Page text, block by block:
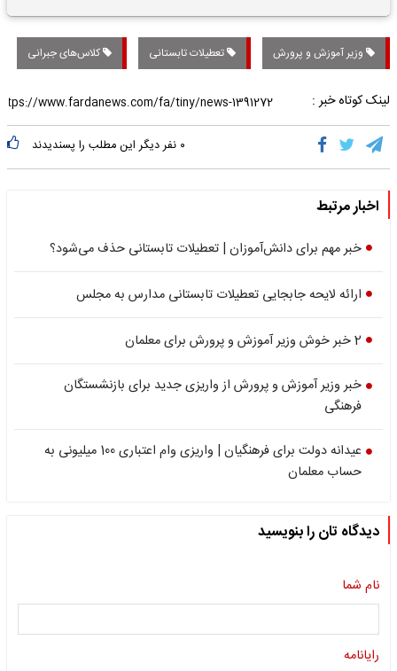
کمک‌های معیشتی برای
کارگران
وزیر آموزش و پرورش تعطیلات تابستانی کلاس‌های جبرانی
لینک کوتاه خبر :
۰ نفر دیگر این مطلب را پسندیدند
اخبار مرتبط
خبر مهم برای دانش‌آموزان | تعطیلات تابستانی حذف می‌شود؟
ارائه لایحه جابجایی تعطیلات تابستانی مدارس به مجلس
2 خبر خوش وزیر آموزش و پرورش برای معلمان
خبر وزیر آموزش و پرورش از واریزی جدید برای بازنشستگان
فرهنگی
عیدانه دولت برای فرهنگیان | واریزی وام اعتباری 100 میلیونی به
حساب معلمان
دیدگاه تان را بنویسید
نام شما
رایانامه